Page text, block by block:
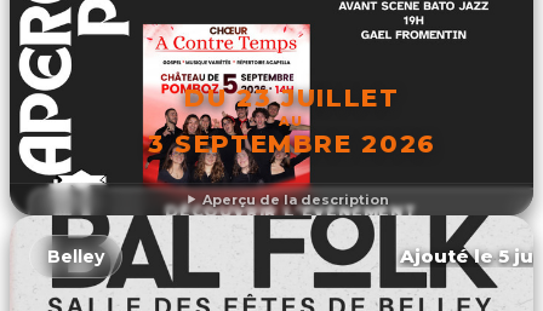
Aperçu de la description
DU 23 JUILLET
AU
3 SEPTEMBRE 2026
DÉCOUVRIR L'ÉVÉNEMENT
Belley Ajouté le 5